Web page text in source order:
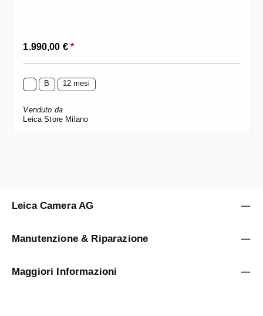
Prezzo normale:
1.990,00 €*
B 12 mesi
Venduto da
Leica Store Milano
Leica Camera AG
Manutenzione & Riparazione
Maggiori Informazioni